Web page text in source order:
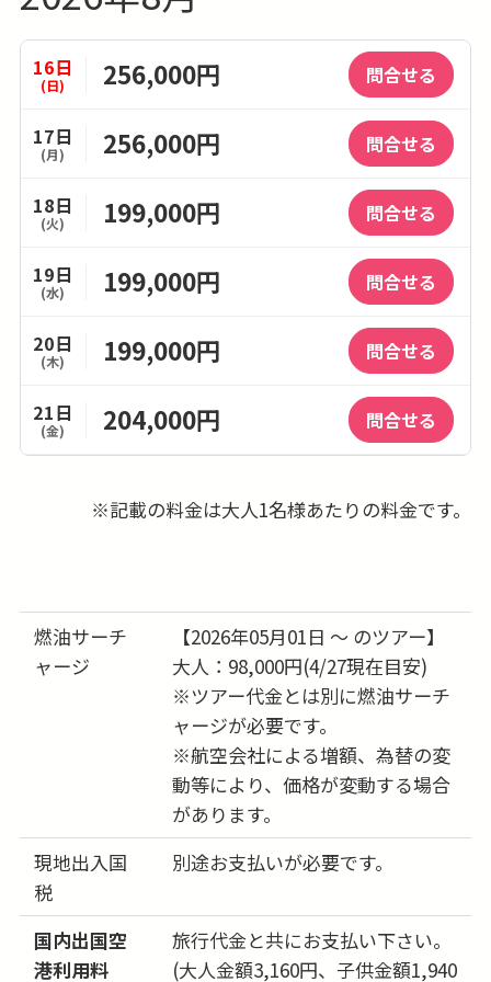
16日
(日) 256,000円 問合せる
17日
(月) 256,000円 問合せる
18日
(火) 199,000円 問合せる
19日
(水) 199,000円 問合せる
20日
(木) 199,000円 問合せる
21日
(金) 204,000円 問合せる
24日
(月) 204,000円 問合せる
199,000円 問合せる
199,000円 問合せる
(木) 199,000円 問合せる
28日
(金)
29日 204,000円 問合せる
※記載の料金は大人1名様あたりの料金です。
燃油サーチ
ャージ
【2026年05月01日 ～ のツアー】
大人：98,000円(4/27現在目安)
※ツアー代金とは別に燃油サーチ
ャージが必要です。
※航空会社による増額、為替の変
動等により、価格が変動する場合
があります。
現地出入国
税
別途お支払いが必要です。
国内出国空
港利用料
旅行代金と共にお支払い下さい。
(大人金額3,160円、子供金額1,940